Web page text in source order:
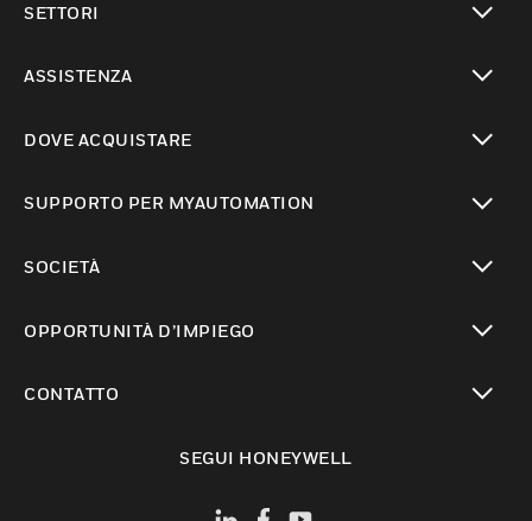
SETTORI
ASSISTENZA
DOVE ACQUISTARE
SUPPORTO PER MYAUTOMATION
SOCIETÀ
OPPORTUNITÀ D’IMPIEGO
CONTATTO
SEGUI HONEYWELL